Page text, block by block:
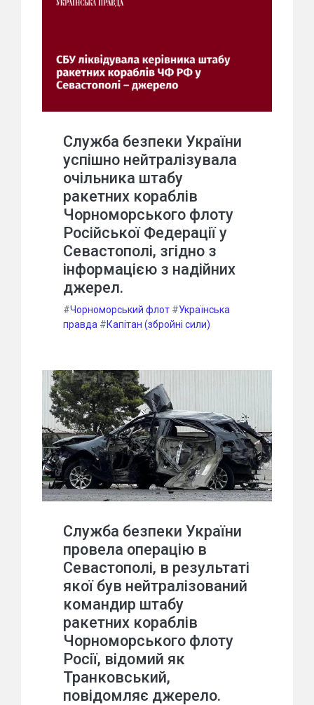
Служба безпеки України
успішно нейтралізувала
очільника штабу
ракетних кораблів
Чорноморського флоту
Російської Федерації у
Севастополі, згідно з
інформацією з надійних
джерел.
#Чорноморський флот #Українська
правда #Капітан (збройні сили)
Служба безпеки України
провела операцію в
Севастополі, в результаті
якої був нейтралізований
командир штабу
ракетних кораблів
Чорноморського флоту
Росії, відомий як
Транковський,
повідомляє джерело.